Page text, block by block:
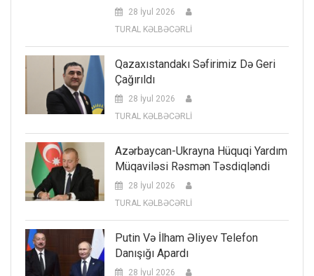
28 İyul 2026
TURAL KƏLBƏCƏRLİ
Qazaxıstandakı Səfirimiz Də Geri
Çağırıldı
28 İyul 2026
TURAL KƏLBƏCƏRLİ
Azərbaycan-Ukrayna Hüquqi Yardım
Müqaviləsi Rəsmən Təsdiqləndi
28 İyul 2026
TURAL KƏLBƏCƏRLİ
Putin Və İlham Əliyev Telefon
Danışığı Apardı
28 İyul 2026